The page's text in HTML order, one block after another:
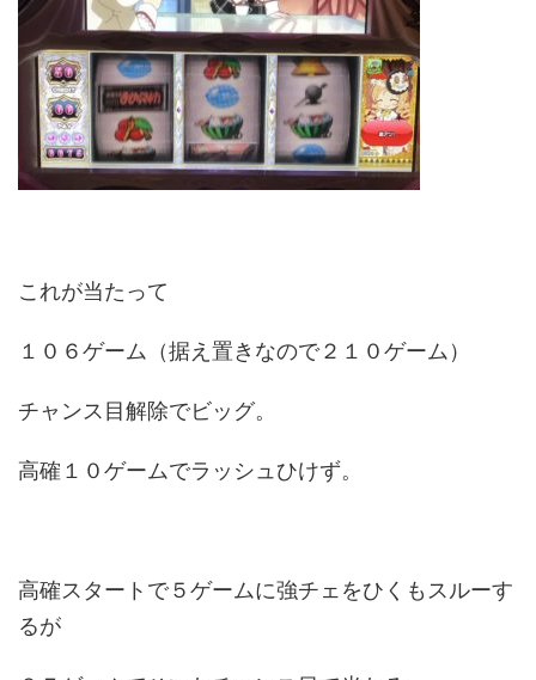
これが当たって
１０６ゲーム（据え置きなので２１０ゲーム）
チャンス目解除でビッグ。
高確１０ゲームでラッシュひけず。
高確スタートで５ゲームに強チェをひくもスルーす
るが